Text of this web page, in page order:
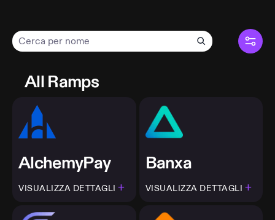
All Ramps
AlchemyPay
VISUALIZZA DETTAGLI +
Banxa
VISUALIZZA DETTAGLI +